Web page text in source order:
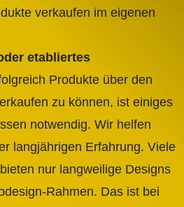
verkaufen im eigenen
etabliertes
Produkte über den
zu können, ist einiges
notwendig. Wir helfen
langjährigen Erfahrung. Viele
nur langweilige Designs
Rahmen. Das ist bei